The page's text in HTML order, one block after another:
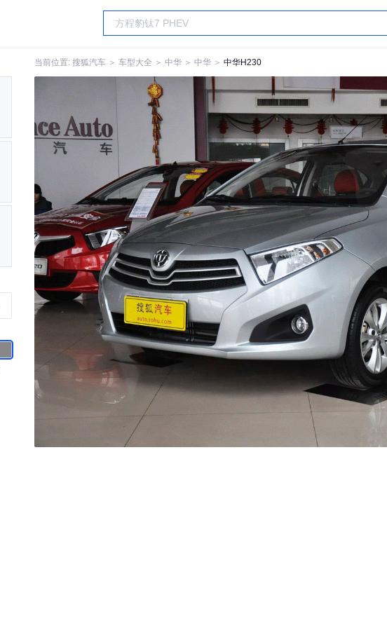
当前位置: 搜狐汽车 ＞ 车型大全 ＞ 中华 ＞ 中华 ＞ 中华H230